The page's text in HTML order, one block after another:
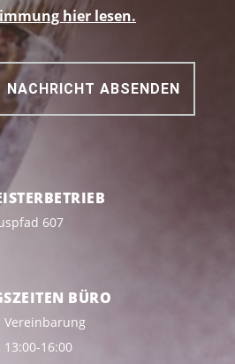
hier lesen.
NACHRICHT ABSENDEN
607
BÜRO
Vereinbarung
16:00